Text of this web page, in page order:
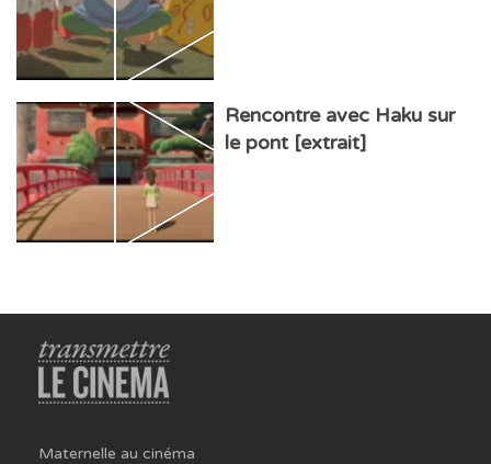
Rencontre avec Haku sur
le pont [extrait]
Maternelle au cinéma